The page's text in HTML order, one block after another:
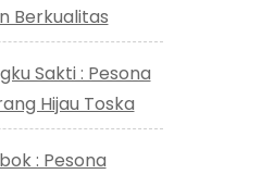
Berkualitas
Sakti : Pesona
Hijau Toska
: Pesona